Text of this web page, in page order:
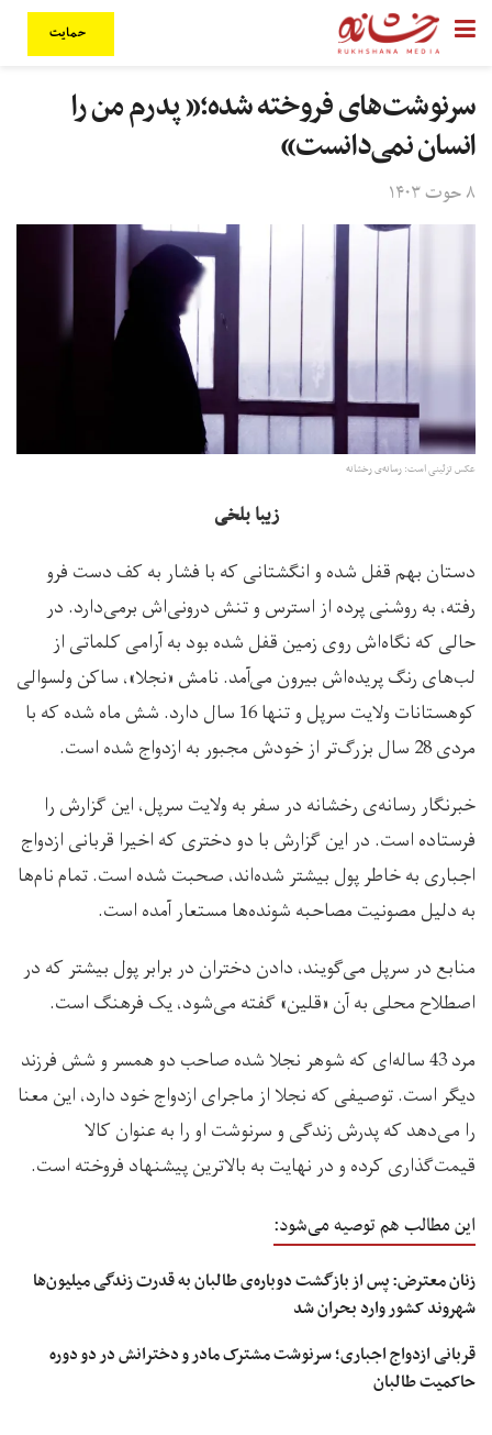
حمایت
سرنوشت‌های فروخته شده؛« پدرم من را
انسان نمی‌دانست»
۸ حوت ۱۴۰۳
عکس تزئینی است: رسانه‌ی رخشانه
زیبا بلخی
دستان بهم قفل شده و انگشتانی که با فشار به کف دست فرو
رفته، به روشنی پرده از استرس و تنش درونی‌اش برمی‌دارد. در
حالی که نگاه‌اش روی زمین قفل شده بود به آرامی کلماتی از
لب‌های رنگ پریده‌اش بیرون می‌آمد. نامش «نجلا»، ساکن ولسوالی
کوهستانات ولایت سرپل و تنها 16 سال دارد. شش ماه شده که با
مردی 28 سال بزرگ‌تر از خودش مجبور به ازدواج شده است.
خبرنگار رسانه‌ی رخشانه در سفر به ولایت سرپل، این گزارش را
فرستاده است. در این گزارش با دو دختری که اخیرا قربانی ازدواج
اجباری به خاطر پول بیشتر شده‌اند، صحبت شده است. تمام نام‌ها
به دلیل مصونیت مصاحبه شونده‌ها مستعار آمده است.
منابع در سرپل می‌گویند، دادن دختران در برابر پول بیشتر که در
اصطلاح محلی به آن «قلین» گفته می‌شود، یک فرهنگ است.
مرد 43 ساله‌ای که شوهر نجلا شده صاحب دو همسر و شش فرزند
دیگر است. توصیفی که نجلا از ماجرای ازدواج خود دارد، این معنا
را می‌دهد که پدرش زندگی و سرنوشت او را به عنوان کالا
قیمت‌گذاری کرده و در نهایت به بالاترین پیشنهاد فروخته است.
این مطالب هم توصیه می‌شود:
زنان معترض: پس از بازگشت دوباره‌ی طالبان به قدرت زندگی میلیون‌ها
شهروند کشور وارد بحران شد
قربانی ازدواج اجباری؛ سرنوشت مشترک مادر و دخترانش در دو دوره
حاکمیت طالبان